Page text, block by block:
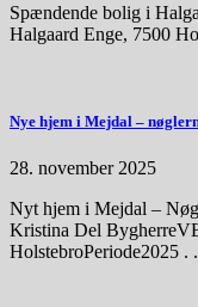
Spændende bolig i
Halgaard Enge, 7500
Nye hjem i Mejdal –
28. november 2025
Nyt hjem i Mejdal –
Kristina Del
HolstebroPeriode2025 .